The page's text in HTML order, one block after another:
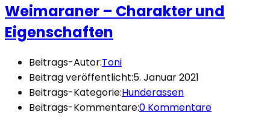
Weimaraner – Charakter und
Eigenschaften
Beitrags-Autor:Toni
Beitrag veröffentlicht:5. Januar 2021
Beitrags-Kategorie:Hunderassen
Beitrags-Kommentare:0 Kommentare